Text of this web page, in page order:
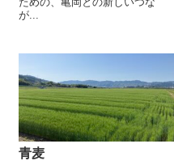
が...
青麦